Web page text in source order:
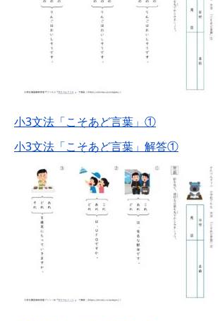
小3文法「こそあど言葉」①
小3文法「こそあど言葉」解答①